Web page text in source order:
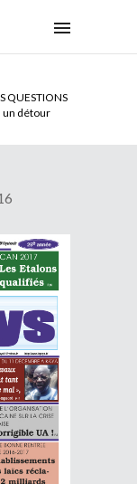
QUESTIONS
un détour